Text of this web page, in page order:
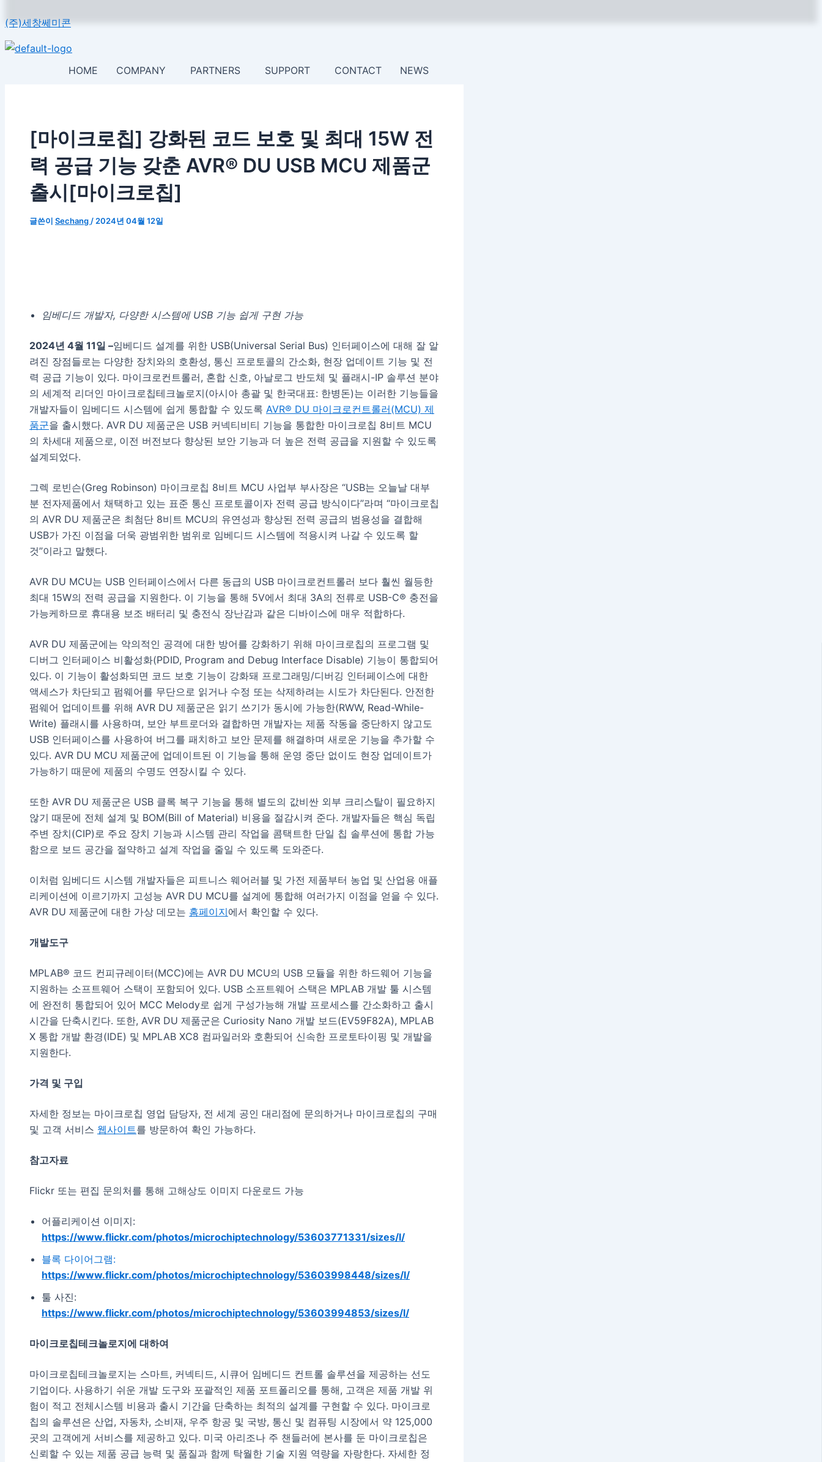
텐
츠
(주)세창쎄미콘
HOME COMPANY PARTNERS SUPPORT CONTACT NEWS
[마이크로칩] 강화된 코드 보호 및 최대 15W 전
력 공급 기능 갖춘 AVR® DU USB MCU 제품군
출시[마이크로칩]
글쓴이 Sechang / 2024년 04월 12일
임베디드 개발자, 다양한 시스템에 USB 기능 쉽게 구현 가능
2024년 4월 11일 –임베디드 설계를 위한 USB(Universal Serial Bus) 인터페이스에 대해 잘 알
려진 장점들로는 다양한 장치와의 호환성, 통신 프로토콜의 간소화, 현장 업데이트 기능 및 전
력 공급 기능이 있다. 마이크로컨트롤러, 혼합 신호, 아날로그 반도체 및 플래시-IP 솔루션 분야
의 세계적 리더인 마이크로칩테크놀로지(아시아 총괄 및 한국대표: 한병돈)는 이러한 기능들을
개발자들이 임베디드 시스템에 쉽게 통합할 수 있도록 AVR® DU 마이크로컨트롤러(MCU) 제
품군을 출시했다. AVR DU 제품군은 USB 커넥티비티 기능을 통합한 마이크로칩 8비트 MCU
의 차세대 제품으로, 이전 버전보다 향상된 보안 기능과 더 높은 전력 공급을 지원할 수 있도록
설계되었다.
그렉 로빈슨(Greg Robinson) 마이크로칩 8비트 MCU 사업부 부사장은 “USB는 오늘날 대부
분 전자제품에서 채택하고 있는 표준 통신 프로토콜이자 전력 공급 방식이다”라며 “마이크로칩
의 AVR DU 제품군은 최첨단 8비트 MCU의 유연성과 향상된 전력 공급의 범용성을 결합해
USB가 가진 이점을 더욱 광범위한 범위로 임베디드 시스템에 적용시켜 나갈 수 있도록 할
것”이라고 말했다.
AVR DU MCU는 USB 인터페이스에서 다른 동급의 USB 마이크로컨트롤러 보다 훨씬 월등한
최대 15W의 전력 공급을 지원한다. 이 기능을 통해 5V에서 최대 3A의 전류로 USB-C® 충전을
가능케하므로 휴대용 보조 배터리 및 충전식 장난감과 같은 디바이스에 매우 적합하다.
AVR DU 제품군에는 악의적인 공격에 대한 방어를 강화하기 위해 마이크로칩의 프로그램 및
디버그 인터페이스 비활성화(PDID, Program and Debug Interface Disable) 기능이 통합되어
있다. 이 기능이 활성화되면 코드 보호 기능이 강화돼 프로그래밍/디버깅 인터페이스에 대한
액세스가 차단되고 펌웨어를 무단으로 읽거나 수정 또는 삭제하려는 시도가 차단된다. 안전한
펌웨어 업데이트를 위해 AVR DU 제품군은 읽기 쓰기가 동시에 가능한(RWW, Read-While-
Write) 플래시를 사용하며, 보안 부트로더와 결합하면 개발자는 제품 작동을 중단하지 않고도
USB 인터페이스를 사용하여 버그를 패치하고 보안 문제를 해결하며 새로운 기능을 추가할 수
있다. AVR DU MCU 제품군에 업데이트된 이 기능을 통해 운영 중단 없이도 현장 업데이트가
가능하기 때문에 제품의 수명도 연장시킬 수 있다.
또한 AVR DU 제품군은 USB 클록 복구 기능을 통해 별도의 값비싼 외부 크리스탈이 필요하지
않기 때문에 전체 설계 및 BOM(Bill of Material) 비용을 절감시켜 준다. 개발자들은 핵심 독립
주변 장치(CIP)로 주요 장치 기능과 시스템 관리 작업을 콤택트한 단일 칩 솔루션에 통합 가능
함으로 보드 공간을 절약하고 설계 작업을 줄일 수 있도록 도와준다.
이처럼 임베디드 시스템 개발자들은 피트니스 웨어러블 및 가전 제품부터 농업 및 산업용 애플
리케이션에 이르기까지 고성능 AVR DU MCU를 설계에 통합해 여러가지 이점을 얻을 수 있다.
AVR DU 제품군에 대한 가상 데모는 홈페이지에서 확인할 수 있다.
개발도구
MPLAB® 코드 컨피규레이터(MCC)에는 AVR DU MCU의 USB 모듈을 위한 하드웨어 기능을
지원하는 소프트웨어 스택이 포함되어 있다. USB 소프트웨어 스택은 MPLAB 개발 툴 시스템
에 완전히 통합되어 있어 MCC Melody로 쉽게 구성가능해 개발 프로세스를 간소화하고 출시
시간을 단축시킨다. 또한, AVR DU 제품군은 Curiosity Nano 개발 보드(EV59F82A), MPLAB
X 통합 개발 환경(IDE) 및 MPLAB XC8 컴파일러와 호환되어 신속한 프로토타이핑 및 개발을
지원한다.
가격 및 구입
자세한 정보는 마이크로칩 영업 담당자, 전 세계 공인 대리점에 문의하거나 마이크로칩의 구매
및 고객 서비스 웹사이트를 방문하여 확인 가능하다.
참고자료
Flickr 또는 편집 문의처를 통해 고해상도 이미지 다운로드 가능
어플리케이션 이미지:
https://www.flickr.com/photos/microchiptechnology/53603771331/sizes/l/
블록 다이어그램:
https://www.flickr.com/photos/microchiptechnology/53603998448/sizes/l/
툴 사진:
https://www.flickr.com/photos/microchiptechnology/53603994853/sizes/l/
마이크로칩테크놀로지에 대하여
마이크로칩테크놀로지는 스마트, 커넥티드, 시큐어 임베디드 컨트롤 솔루션을 제공하는 선도
기업이다. 사용하기 쉬운 개발 도구와 포괄적인 제품 포트폴리오를 통해, 고객은 제품 개발 위
험이 적고 전체시스템 비용과 출시 기간을 단축하는 최적의 설계를 구현할 수 있다. 마이크로
칩의 솔루션은 산업, 자동차, 소비재, 우주 항공 및 국방, 통신 및 컴퓨팅 시장에서 약 125,000
곳의 고객에게 서비스를 제공하고 있다. 미국 아리조나 주 챈들러에 본사를 둔 마이크로칩은
신뢰할 수 있는 제품 공급 능력 및 품질과 함께 탁월한 기술 지원 역량을 자랑한다. 자세한 정
스
트
기
에
입
력
름
*